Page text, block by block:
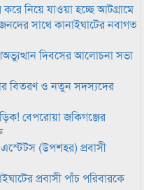
নিয়ে যাওয়া হচ্ছে আটগ্রামে
সাথে কানাইঘাটের নবাগত
দিবসের আলোচনা সভা
বিতরণ ও নতুন সদস্যদের
বেপরোয়া জকিগঞ্জের
(উপশহর) প্রবাসী
প্রবাসী পাঁচ পরিবারকে